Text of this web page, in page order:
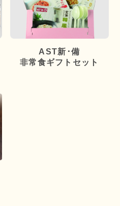
AST新･備
非常食ギフトセット